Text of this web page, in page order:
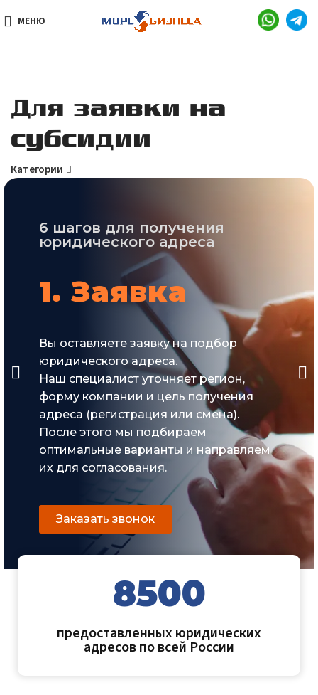
МЕНЮ
Для заявки на
субсидии
Категории
6 шагов для получения
юридического адреса
1. Заявка
Вы оставляете заявку на подбор
юридического адреса.
Наш специалист уточняет регион,
форму компании и цель получения
адреса (регистрация или смена).
После этого мы подбираем
оптимальные варианты и направляем
их для согласования.
Заказать звонок
8500
предоставленных юридических
адресов по всей России